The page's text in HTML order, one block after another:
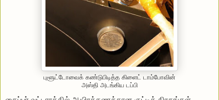
புளூட்டோவைக் கண்டுபிடித்த கிளைட் டாம்போவின்
அஸ்தி அடங்கிய டப்பி